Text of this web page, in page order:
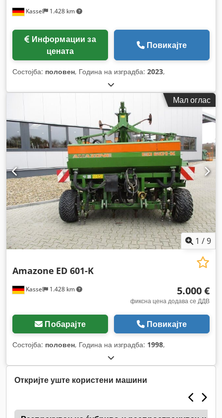
Kassel 1.428 km
цената
Повикајте
Состојба: половен, Година на изградба: 2023,
Мал оглас
1 /9
Kassel 1.428 km
Amazone ED 601-K
5.000 €
фиксна цена додава се ДДВ
Побарајте Повикајте
Состојба: половен, Година на изградба: 1998,
Откријте уште користени машини